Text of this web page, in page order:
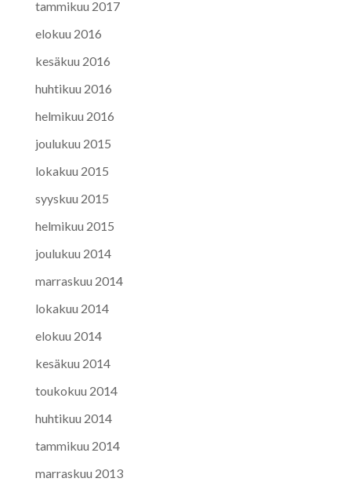
tammikuu 2017
elokuu 2016
kesäkuu 2016
huhtikuu 2016
helmikuu 2016
joulukuu 2015
lokakuu 2015
syyskuu 2015
helmikuu 2015
joulukuu 2014
marraskuu 2014
lokakuu 2014
elokuu 2014
kesäkuu 2014
toukokuu 2014
huhtikuu 2014
tammikuu 2014
marraskuu 2013